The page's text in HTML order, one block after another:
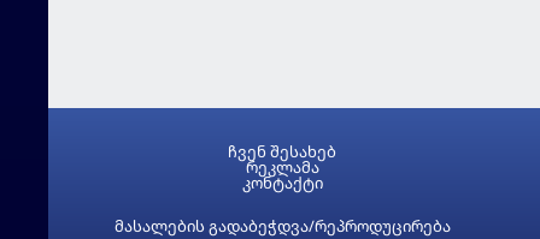
მასალების გადაბეჭდვა/რეპროდუცირება
ჩვენ შესახებ
რეკლამა
კონტაქტი